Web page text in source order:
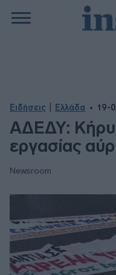
Ειδήσεις Ελλάδα 19-
ΑΔΕΔΥ:
εργασίας
Newsroom